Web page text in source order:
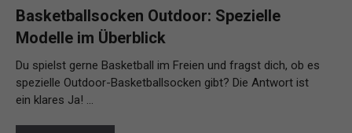
Basketballsocken Outdoor: Spezielle
Modelle im Überblick
Du spielst gerne Basketball im Freien und fragst dich, ob es
spezielle Outdoor-Basketballsocken gibt? Die Antwort ist
ein klares Ja! …